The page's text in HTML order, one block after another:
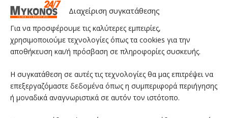
Διαχείριση συγκατάθεσης
Για να προσφέρουμε τις καλύτερες εμπειρίες,
χρησιμοποιούμε τεχνολογίες όπως τα cookies για την
αποθήκευση και/ή πρόσβαση σε πληροφορίες συσκευής.
Η συγκατάθεση σε αυτές τις τεχνολογίες θα μας επιτρέψει να
επεξεργαζόμαστε δεδομένα όπως η συμπεριφορά περιήγησης
ή μοναδικά αναγνωριστικά σε αυτόν τον ιστότοπο.